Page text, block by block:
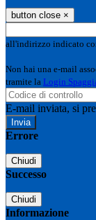
button close ×
all'indirizzo indicato
Non hai una e-mail
tramite la Login
E-mail inviata, si
Errore
Chiudi
Successo
Chiudi
Informazione